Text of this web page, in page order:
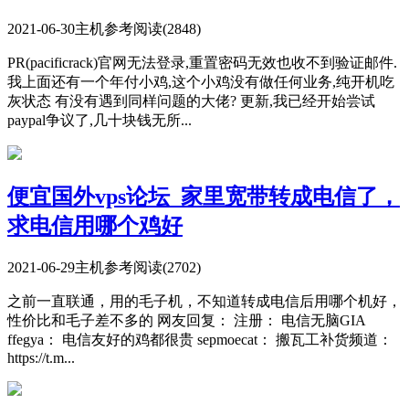
2021-06-30主机参考阅读(2848)
PR(pacificrack)官网无法登录,重置密码无效也收不到验证邮件.
我上面还有一个年付小鸡,这个小鸡没有做任何业务,纯开机吃
灰状态 有没有遇到同样问题的大佬? 更新,我已经开始尝试
paypal争议了,几十块钱无所...
便宜国外vps论坛_家里宽带转成电信了，
求电信用哪个鸡好
2021-06-29主机参考阅读(2702)
之前一直联通，用的毛子机，不知道转成电信后用哪个机好，
性价比和毛子差不多的 网友回复： 注册： 电信无脑GIA
ffegya： 电信友好的鸡都很贵 sepmoecat： 搬瓦工补货频道：
https://t.m...